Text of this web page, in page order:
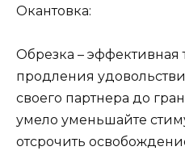
Окантовка:
Обрезка – эффективная
продления
своего партнера до
умело уменьшайте
отсрочить